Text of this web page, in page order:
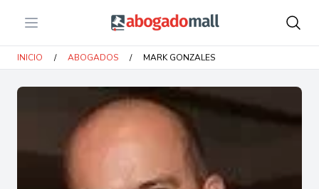
Open menu Abogadomall
INICIO / ABOGADOS / MARK GONZALES